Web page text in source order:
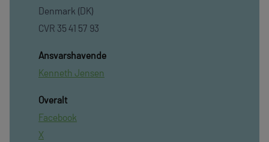
Denmark (DK)
CVR 35 41 57 93
Ansvarshavende
Kenneth Jensen
Overalt
Facebook
X